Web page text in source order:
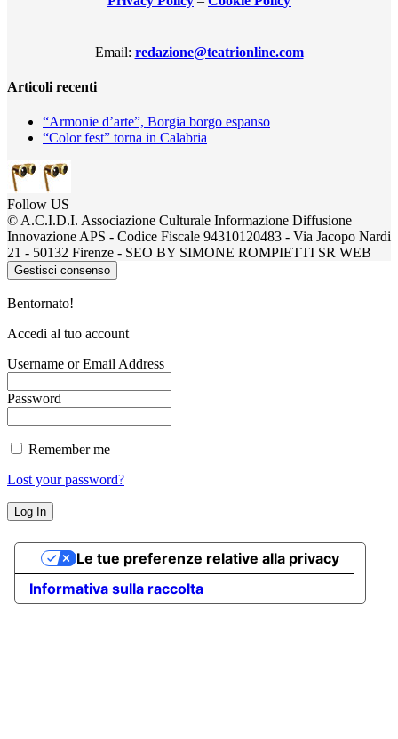
Email: redazione@teatrionline.com
Articoli recenti
“Armonie d’arte”, Borgia borgo espanso
“Color fest” torna in Calabria
Follow US
© A.C.I.D.I. Associazione Culturale Informazione Diffusione
Innovazione APS - Codice Fiscale 94310120483 - Via Jacopo Nardi
21 - 50132 Firenze - SEO BY SIMONE ROMPIETTI SR WEB
Gestisci consenso
Bentornato!
Accedi al tuo account
Username or Email Address
Password
Remember me
Lost your password?
Informativa sulla raccolta
Le tue preferenze relative alla privacy